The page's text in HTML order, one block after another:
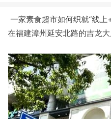
一家素食超市如何织就“线上
在福建漳州延安北路的吉龙